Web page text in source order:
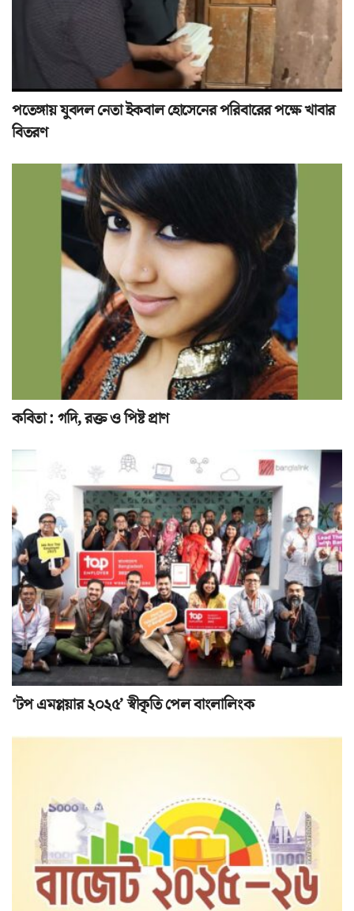
পতেঙ্গায় যুবদল নেতা ইকবাল হোসেনের পরিবারের পক্ষে খাবার
বিতরণ
কবিতা : গদি, রক্ত ও পিষ্ট প্রাণ
‘টপ এমপ্লয়ার ২০২৫’ স্বীকৃতি পেল বাংলালিংক